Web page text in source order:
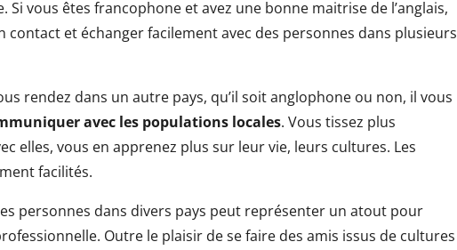
Si vous êtes francophone et avez une bonne maitrise de l’anglais,
contact et échanger facilement avec des personnes dans plusieurs
rendez dans un autre pays, qu’il soit anglophone ou non, il vous
avec les populations locales. Vous tissez plus
elles, vous en apprenez plus sur leur vie, leurs cultures. Les
facilités.
personnes dans divers pays peut représenter un atout pour
Outre le plaisir de se faire des amis issus de cultures